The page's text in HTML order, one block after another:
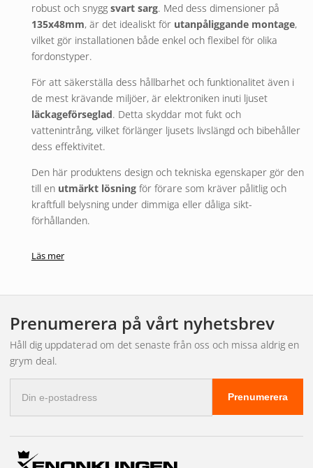
robust och snygg svart sarg. Med dess dimensioner på
135x48mm, är det idealiskt för utanpåliggande montage,
vilket gör installationen både enkel och flexibel för olika
fordonstyper.
För att säkerställa dess hållbarhet och funktionalitet även i
de mest krävande miljöer, är elektroniken inuti ljuset
läckageförseglad. Detta skyddar mot fukt och
vattenintrång, vilket förlänger ljusets livslängd och bibehåller
dess effektivitet.
Den här produktens design och tekniska egenskaper gör den
till en utmärkt lösningför förare som kräver pålitlig och
kraftfull belysning under dimmiga eller dåliga sikt-
förhållanden.
Läs mer
Prenumerera på vårt nyhetsbrev
Håll dig uppdaterad om det senaste från oss och missa aldrig en
grym deal.
postadress
Prenumerera